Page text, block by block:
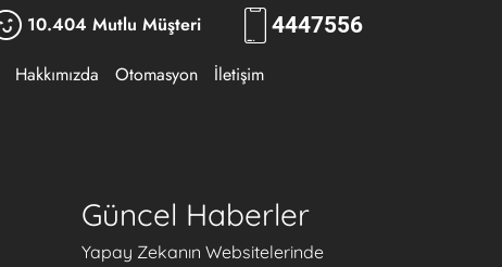
10.404 Mutlu Müşteri 444RKLM
Hakkımızda Otomasyon İletişim
Güncel Haberler
Yapay Zekanın Websitelerinde